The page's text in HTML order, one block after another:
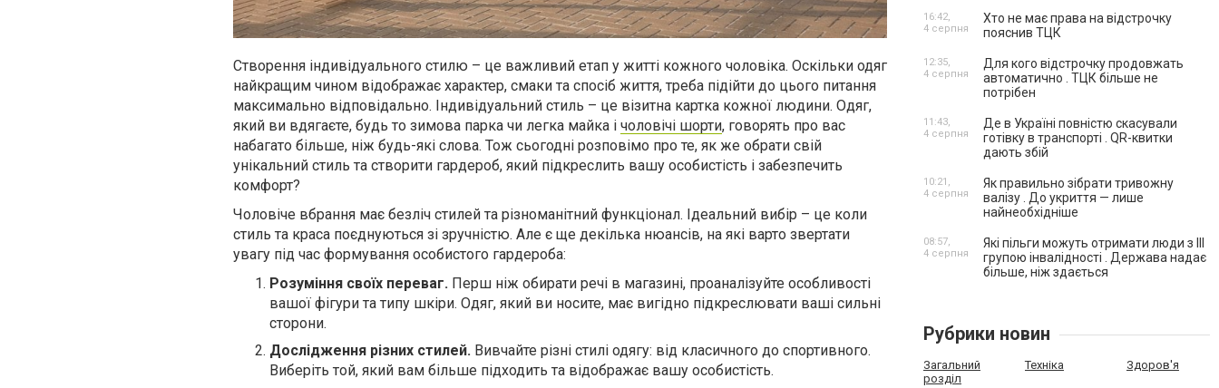
Створення індивідуального стилю – це важливий етап у житті кожного чоловіка. Оскільки одяг
найкращим чином відображає характер, смаки та спосіб життя, треба підійти до цього питання
максимально відповідально. Індивідуальний стиль – це візитна картка кожної людини. Одяг,
який ви вдягаєте, будь то зимова парка чи легка майка і чоловічі шорти, говорять про вас
набагато більше, ніж будь-які слова. Тож сьогодні розповімо про те, як же обрати свій
унікальний стиль та створити гардероб, який підкреслить вашу особистість і забезпечить
комфорт?
Чоловіче вбрання має безліч стилей та різноманітний функціонал. Ідеальний вибір – це коли
стиль та краса поєднуються зі зручністю. Але є ще декілька нюансів, на які варто звертати
увагу під час формування особистого гардероба:
Розуміння своїх переваг. Перш ніж обирати речі в магазині, проаналізуйте особливості
вашої фігури та типу шкіри. Одяг, який ви носите, має вигідно підкреслювати ваші сильні
сторони.
Дослідження різних стилей. Вивчайте різні стилі одягу: від класичного до спортивного.
Виберіть той, який вам більше підходить та відображає вашу особистість.
Хто не має права на відстрочку
пояснив ТЦК
16:42,
4 серпня
Для кого відстрочку продовжать
автоматично . ТЦК більше не
потрібен
12:35,
4 серпня
Де в Україні повністю скасували
готівку в транспорті . QR-квитки
дають збій
11:43,
4 серпня
Як правильно зібрати тривожну
валізу . До укриття — лише
найнеобхідніше
10:21,
4 серпня
Які пільги можуть отримати люди з III
групою інвалідності . Держава надає
більше, ніж здається
08:57,
4 серпня
Рубрики новин
Загальний
розділ
Техніка Здоров'я